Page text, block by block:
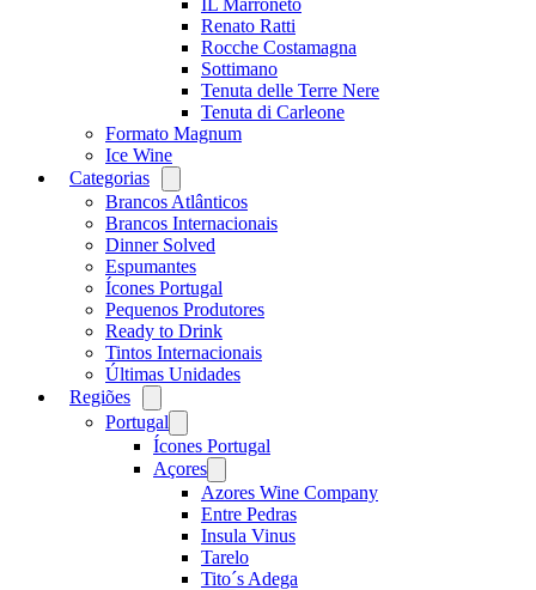
IL Marroneto
Renato Ratti
Rocche Costamagna
Sottimano
Tenuta delle Terre Nere
Tenuta di Carleone
Formato Magnum
Ice Wine
Categorias
menu
Brancos Atlânticos
Brancos Internacionais
Dinner Solved
Espumantes
Ícones Portugal
Pequenos Produtores
Ready to Drink
Tintos Internacionais
Últimas Unidades
Regiões
menu
Portugal
menu
Ícones Portugal
Açores
menu
Azores Wine Company
Entre Pedras
Insula Vinus
Tarelo
Tito´s Adega